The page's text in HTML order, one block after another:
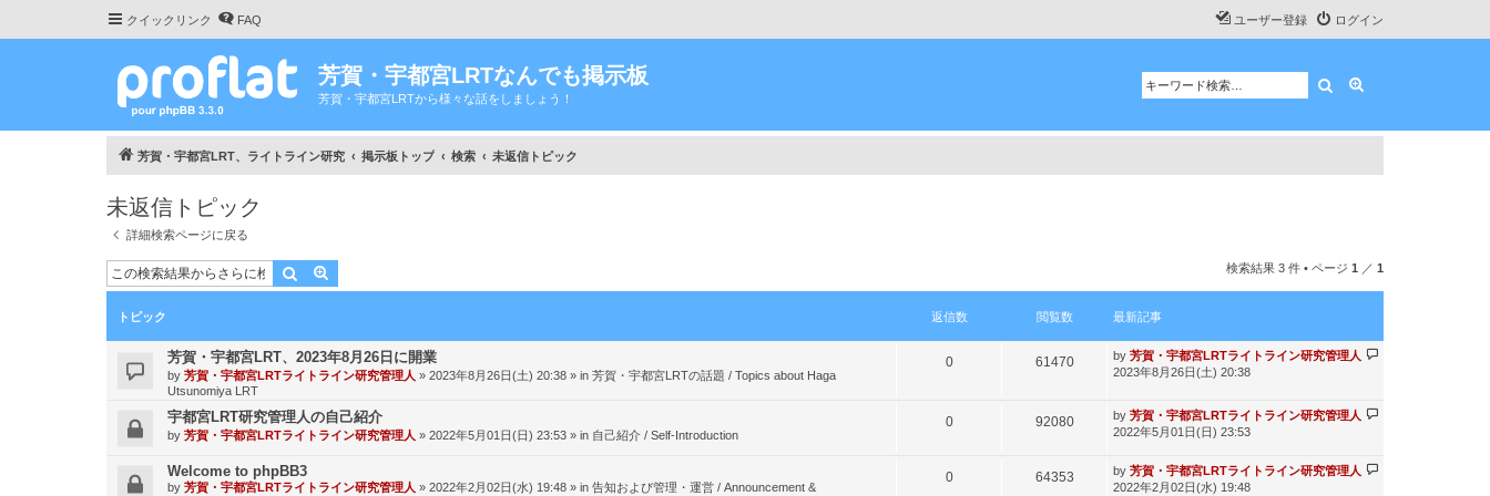
クイックリンク FAQ ログイン
ユーザー登録
芳賀・宇都宮LRTなんでも掲示板
芳賀・宇都宮LRTから様々な話をしましょう！
検索
芳賀・宇都宮LRT、ライトライン研究 掲示板トップ 検索 未返信トピック
未返信トピック
詳細検索ページに戻る
検索 検索結果 3 件 • ページ 1 ／ 1
トピック 返信数 閲覧数 最新記事
芳賀・宇都宮LRT、2023年8月26日に開業
by 芳賀・宇都宮LRTライトライン研究管理人 » 2023年8月26日(土) 20:38 » in 芳賀・宇都宮LRTの話題 / Topics about Haga
Utsunomiya LRT
0返
数
61470閲
数
最
新
by 芳賀・宇都宮LRTライトライン研究管理人
2023年8月26日(土) 20:38
宇都宮LRT研究管理人の自己紹介
by 芳賀・宇都宮LRTライトライン研究管理人 » 2022年5月01日(日) 23:53 » in 自己紹介 / Self-Introduction
0返
数
92080閲
数
最
新
事
by 芳賀・宇都宮LRTライトライン研究管理人
2022年5月01日(日) 23:53
Welcome to phpBB3
by 芳賀・宇都宮LRTライトライン研究管理人 » 2022年2月02日(水) 19:48 » in 告知および管理・運営 / Announcement &
0返 64353閲
最
新
by 芳賀・宇都宮LRTライトライン研究管理人
2022年2月02日(水) 19:48